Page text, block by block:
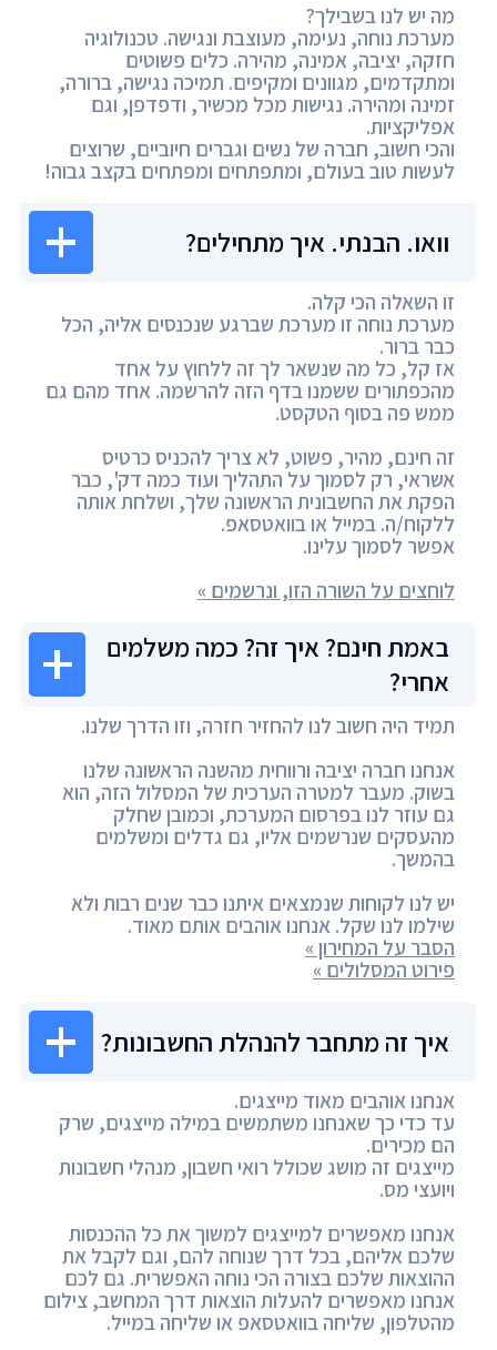
מה יש לנו בשבילך?
מערכת נוחה, נעימה, מעוצבת ונגישה. טכנולוגיה
חזקה, יציבה, אמינה, מהירה. כלים פשוטים
ומתקדמים, מגוונים ומקיפים. תמיכה נגישה, ברורה,
זמינה ומהירה. נגישות מכל מכשיר, ודפדפן, וגם
אפליקציות.
והכי חשוב, חברה של נשים וגברים חיוביים, שרוצים
לעשות טוב בעולם, ומתפתחים ומפתחים בקצב גבוה!
וואו. הבנתי. איך מתחילים?
זו השאלה הכי קלה.
מערכת נוחה זו מערכת שברגע שנכנסים אליה, הכל
כבר ברור.
אז קל, כל מה שנשאר לך זה ללחוץ על אחד
מהכפתורים ששמנו בדף הזה להרשמה. אחד מהם גם
ממש פה בסוף הטקסט.
זה חינם, מהיר, פשוט, לא צריך להכניס כרטיס
אשראי, רק לסמוך על התהליך ועוד כמה דק', כבר
הפקת את החשבונית הראשונה שלך, ושלחת אותה
ללקוח/ה. במייל או בוואטסאפ.
אפשר לסמוך עלינו.
לוחצים על השורה הזו, ונרשמים »
באמת חינם? איך זה? כמה משלמים
אחרי?
תמיד היה חשוב לנו להחזיר חזרה, וזו הדרך שלנו.
אנחנו חברה יציבה ורווחית מהשנה הראשונה שלנו
בשוק. מעבר למטרה הערכית של המסלול הזה, הוא
גם עוזר לנו בפרסום המערכת, וכמובן שחלק
מהעסקים שנרשמים אליו, גם גדלים ומשלמים
בהמשך.
יש לנו לקוחות שנמצאים איתנו כבר שנים רבות ולא
שילמו לנו שקל. אנחנו אוהבים אותם מאוד.
הסבר על המחירון »
פירוט המסלולים »
איך זה מתחבר להנהלת החשבונות?
אנחנו אוהבים מאוד מייצגים.
עד כדי כך שאנחנו משתמשים במילה מייצגים, שרק
הם מכירים.
מייצגים זה מושג שכולל רואי חשבון, מנהלי חשבונות
ויועצי מס.
אנחנו מאפשרים למייצגים למשוך את כל ההכנסות
שלכם אליהם, בכל דרך שנוחה להם, וגם לקבל את
ההוצאות שלכם בצורה הכי נוחה האפשרית. גם לכם
אנחנו מאפשרים להעלות הוצאות דרך המחשב, צילום
מהטלפון, שליחה בוואטסאפ או שליחה במייל.